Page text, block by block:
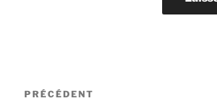
Navigation
Article
PRÉCÉDENT